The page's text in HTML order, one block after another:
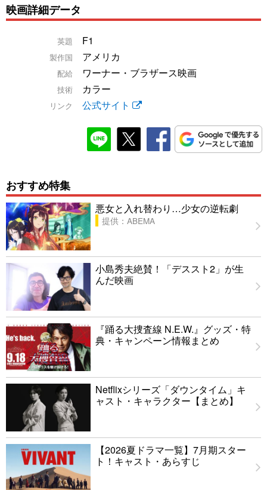
映画詳細データ
英題 F1
製作国 アメリカ
配給 ワーナー・ブラザース映画
技術 カラー
リンク 公式サイト
おすすめ特集
悪女と入れ替わり…少女の逆転劇
提供：ABEMA
小島秀夫絶賛！「デススト2」が生
んだ映画
『踊る大捜査線 N.E.W.』グッズ・特
典・キャンペーン情報まとめ
Netflixシリーズ「ダウンタイム」キ
ャスト・キャラクター【まとめ】
【2026夏ドラマ一覧】7月期スター
ト！キャスト・あらすじ